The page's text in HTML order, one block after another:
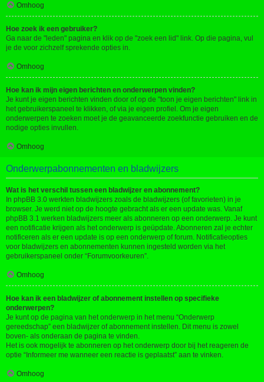
Omhoog
Hoe zoek ik een gebruiker?
Ga naar de "leden" pagina en klik op de "zoek een lid" link. Op die pagina, vul
je de voor zichzelf sprekende opties in.
Omhoog
Hoe kan ik mijn eigen berichten en onderwerpen vinden?
Je kunt je eigen berichten vinden door of op de "toon je eigen berichten" link in
het gebruikerspaneel te klikken, of via je eigen profiel. Om je eigen
onderwerpen te zoeken moet je de geavanceerde zoekfunctie gebruiken en de
nodige opties invullen.
Omhoog
Onderwerpabonnementen en bladwijzers
Wat is het verschil tussen een bladwijzer en abonnement?
In phpBB 3.0 werkten bladwijzers zoals de bladwijzers (of favorieten) in je
browser. Je werd niet op de hoogte gebracht als er een update was. Vanaf
phpBB 3.1 werken bladwijzers meer als abonneren op een onderwerp. Je kunt
een notificatie krijgen als het onderwerp is geüpdate. Abonneren zal je echter
notificeren als er een update is op een onderwerp of forum. Notificatieopties
voor bladwijzers en abonnementen kunnen ingesteld worden via het
gebruikerspaneel onder “Forumvoorkeuren”.
Omhoog
Hoe kan ik een bladwijzer of abonnement instellen op specifieke
onderwerpen?
Je kunt op de pagina van het onderwerp in het menu “Onderwerp
gereedschap” een bladwijzer of abonnement instellen. Dit menu is zowel
boven- als onderaan de pagina te vinden.
Het is ook mogelijk te abonneren op het onderwerp door bij het reageren de
optie “Informeer me wanneer een reactie is geplaatst” aan te vinken.
Omhoog